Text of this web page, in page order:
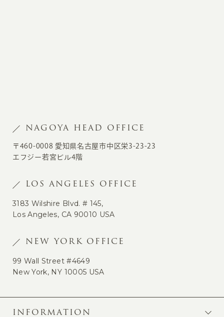
NAGOYA HEAD OFFICE
〒460-0008 愛知県名古屋市中区栄3-23-23
エフジー若宮ビル4階
LOS ANGELES OFFICE
3183 Wilshire Blvd. # 145,
Los Angeles, CA 90010 USA
NEW YORK OFFICE
99 Wall Street #4649
New York, NY 10005 USA
INFORMATION